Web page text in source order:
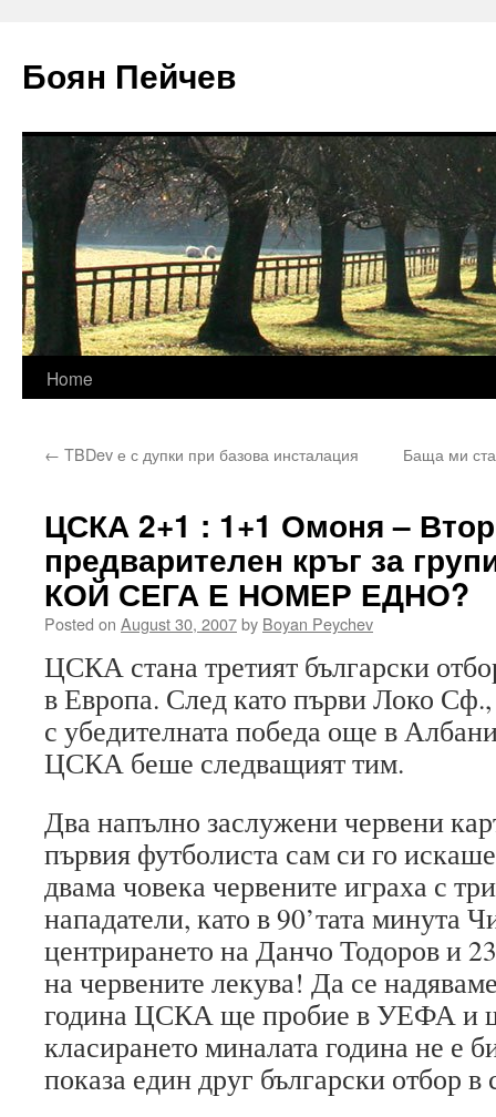
Боян Пейчев
Skip
content
Home
← TBDev е с дупки при базова инсталация Баща ми
ЦСКА 2+1 : 1+1 Омоня –
предварителен кръг за
КОЙ СЕГА Е НОМЕР ЕДНО?
Posted on August 30, 2007by Boyan Peychev
ЦСКА стана третият български
в Европа. След като първи Локо
с убедителната победа още в
ЦСКА беше следващият тим.
Два напълно заслужени червени
първия футболиста сам си го
двама човека червените играха с
нападатели, като в 90’тата минута
центрирането на Данчо Тодоров и
на червените лекува! Да се
година ЦСКА ще пробие в УЕФА и
класирането миналата година не е
показа един друг български отбор в